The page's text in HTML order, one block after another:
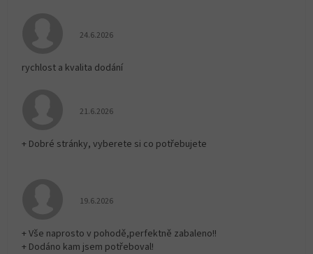
Hodnocení obchodu je 5 z 5 hvězdiček.
24.6.2026
rychlost a kvalita dodání
Hodnocení obchodu je 5 z 5 hvězdiček.
21.6.2026
+ Dobré stránky, vyberete si co potřebujete
Hodnocení obchodu je 5 z 5 hvězdiček.
19.6.2026
+ Vše naprosto v pohodě,perfektně zabaleno!!
+ Dodáno kam jsem potřeboval!